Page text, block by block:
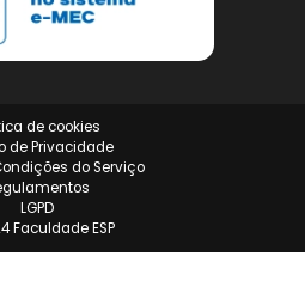
seletivo, Matrículas e
de atendimento
de atendimento